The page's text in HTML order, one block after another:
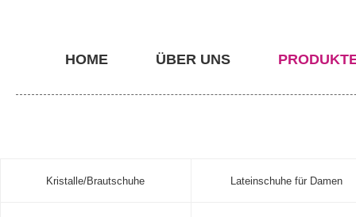
HOME ÜBER UNS
Kristalle/Brautschuhe Lateinschuhe für Damen